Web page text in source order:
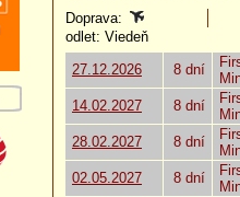
Doprava:
odlet: Viedeň
27.12.2026
8 dní
14.02.2027
8 dní
28.02.2027
8 dní
02.05.2027
8 dní